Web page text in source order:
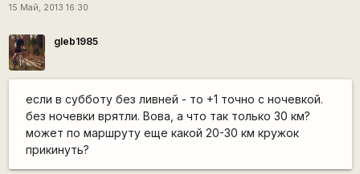
15 Май, 2013 16:30
gleb1985
если в субботу без ливней - то +1 точно c ночевкой.
без ночевки врятли. Вова, а что так только 30 км?
может по маршруту еще какой 20-30 км кружок
прикинуть?